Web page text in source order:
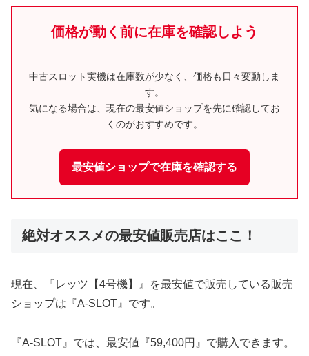
価格が動く前に在庫を確認しよう
中古スロット実機は在庫数が少なく、価格も日々変動しま
す。
気になる場合は、現在の最安値ショップを先に確認してお
くのがおすすめです。
最安値ショップで在庫を確認する
絶対オススメの最安値販売店はここ！
現在、『レッツ【4号機】』を最安値で販売している販売
ショップは『A-SLOT』です。
『A-SLOT』では、最安値『59,400円』で購入できます。